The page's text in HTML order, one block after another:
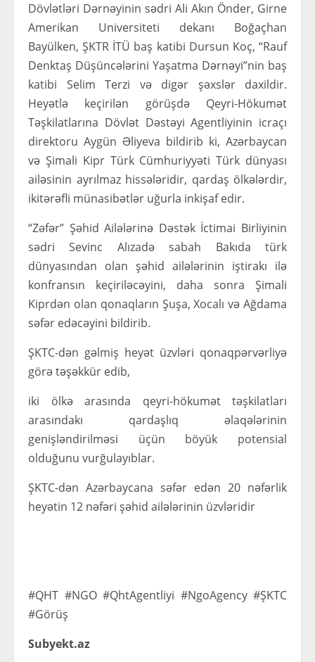
Dövlətləri Dərnəyinin sədri Ali Akın Önder, Girne
Amerikan Universiteti dekanı Boğaçhan
Bayülken, ŞKTR İTÜ baş katibi Dursun Koç, “Rauf
Denktaş Düşüncələrini Yaşatma Dərnəyi”nin baş
katibi Selim Terzi və digər şəxslər daxildir.
Heyətlə keçirilən görüşdə Qeyri-Hökumət
Təşkilatlarına Dövlət Dəstəyi Agentliyinin icraçı
direktoru Aygün Əliyeva bildirib ki, Azərbaycan
və Şimali Kipr Türk Cümhuriyyəti Türk dünyası
ailəsinin ayrılmaz hissələridir, qardaş ölkələrdir,
ikitərəfli münasibətlər uğurla inkişaf edir.
“Zəfər” Şəhid Ailələrinə Dəstək İctimai Birliyinin
sədri Sevinc Alızadə sabah Bakıda türk
dünyasından olan şəhid ailələrinin iştirakı ilə
konfransın keçiriləcəyini, daha sonra Şimali
Kiprdən olan qonaqların Şuşa, Xocalı və Ağdama
səfər edəcəyini bildirib.
ŞKTC-dən gəlmiş heyət üzvləri qonaqpərvərliyə
görə təşəkkür edib,
iki ölkə arasında qeyri-hökumət təşkilatları
arasındakı qardaşlıq əlaqələrinin
genişləndirilməsi üçün böyük potensial
olduğunu vurğulayıblar.
ŞKTC-dən Azərbaycana səfər edən 20 nəfərlik
heyətin 12 nəfəri şəhid ailələrinin üzvləridir
#QHT #NGO #QhtAgentliyi #NgoAgency #ŞKTC
#Görüş
Subyekt.az